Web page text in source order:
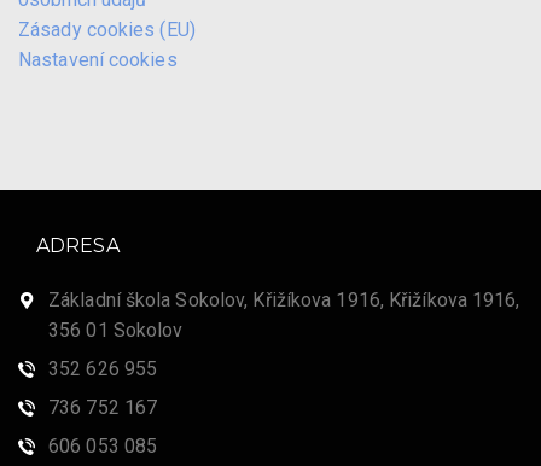
Zásady cookies (EU)
Nastavení cookies
ADRESA
Základní škola Sokolov, Křižíkova 1916, Křižíkova 1916,
356 01 Sokolov
352 626 955
736 752 167
606 053 085